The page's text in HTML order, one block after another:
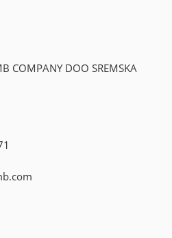
COMPANY DOO SREMSKA